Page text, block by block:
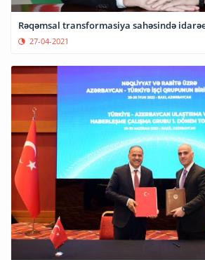
Rəqəmsal transformasiya sahəsində
27-04-2021